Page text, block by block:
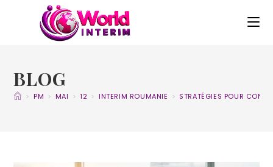
BLOG
> PM > MAI > 12 > INTERIM ROUMANIE > STRATÉGIES POUR